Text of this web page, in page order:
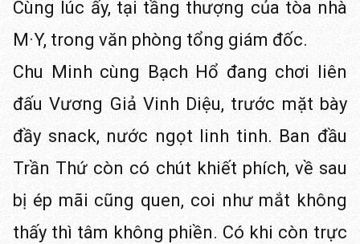
Cùng lúc ấy, tại tầng thượng của tòa nhà
M·Y, trong văn phòng tổng giám đốc.
Chu Minh cùng Bạch Hổ đang chơi liên
đấu Vương Giả Vinh Diệu, trước mặt bày
đầy snack, nước ngọt linh tinh. Ban đầu
Trần Thứ còn có chút khiết phích, về sau
bị ép mãi cũng quen, coi như mắt không
thấy thì tâm không phiền. Có khi còn trực